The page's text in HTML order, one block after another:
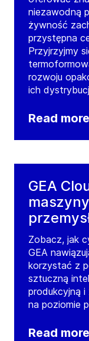
GEA
Unit 9,
Drive
ME10
GEA
Office
PE12
United
Tel:
Contact
niezawodną
żywność
przystępna
Przyjrzyjmy
rozwoju
ich
Read more
GEA
Zobacz, jak
GEA
korzystać z
sztuczną
produkcyjną
na poziomie
Read more